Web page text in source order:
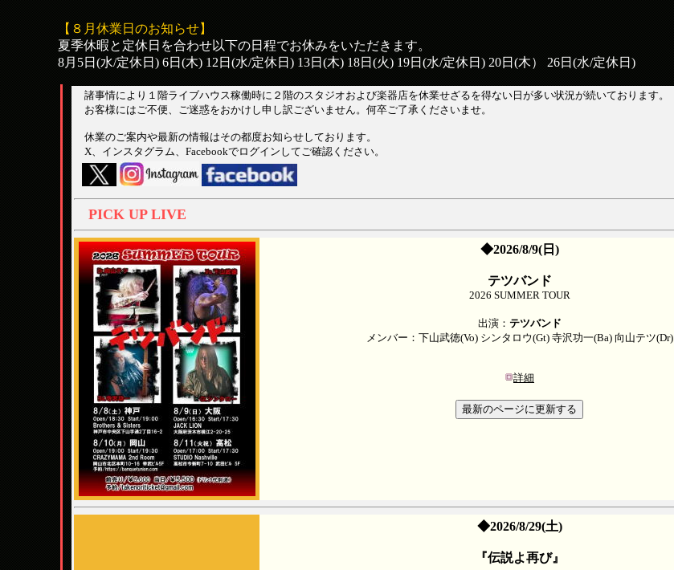
【８月休業日のお知らせ】
夏季休暇と定休日を合わせ以下の日程でお休みをいただきます。
8月5日(水/定休日) 6日(木) 12日(水/定休日) 13日(木) 18日(火) 19日(水/定休日) 20日(木） 26日(水/定休日)
諸事情により１階ライブハウス稼働時に２階のスタジオおよび楽器店を休業せざるを得ない日が多い状況が続いております。
お客様にはご不便、ご迷惑をおかけし申し訳ございません。何卒ご了承くださいませ。
休業のご案内や最新の情報はその都度お知らせしております。
X、インスタグラム、Facebookでログインしてご確認ください。
PICK UP LIVE
◆2026/8/9(日)
テツバンド
2026 SUMMER TOUR
出演： テツバンド
メンバー：下山武徳(Vo) シンタロウ(Gt) 寺沢功一(Ba) 向山テツ(Dr)
詳細
◆2026/8/29(土)
『伝説よ再び』